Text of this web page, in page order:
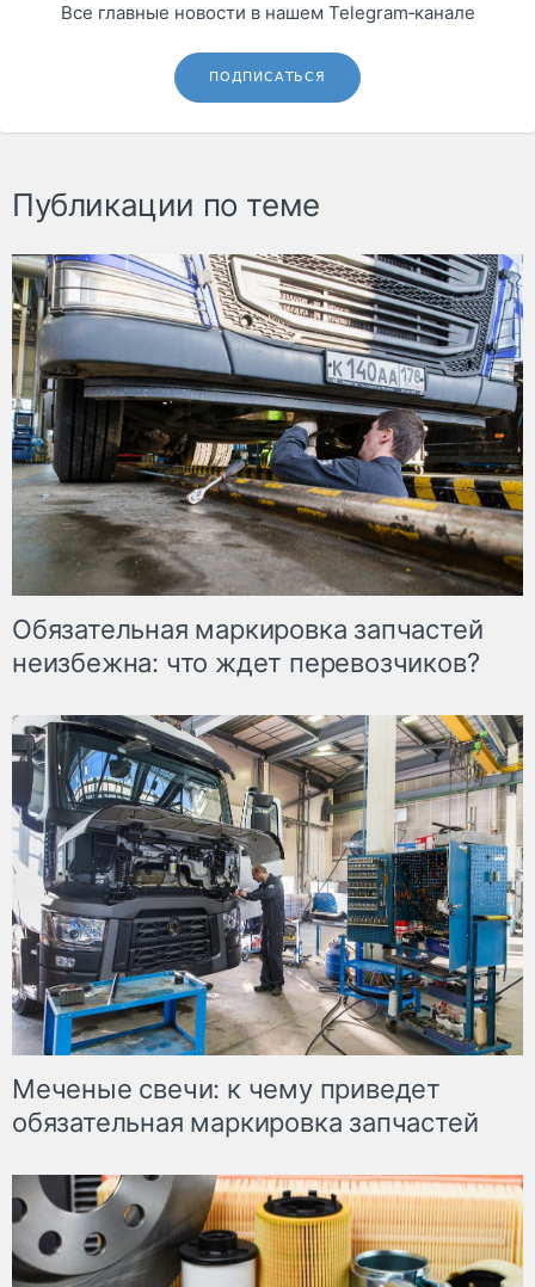
Все главные новости в нашем Telegram‑канале
ПОДПИСАТЬСЯ
Публикации по теме
Обязательная маркировка запчастей
неизбежна: что ждет перевозчиков?
Меченые свечи: к чему приведет
обязательная маркировка запчастей